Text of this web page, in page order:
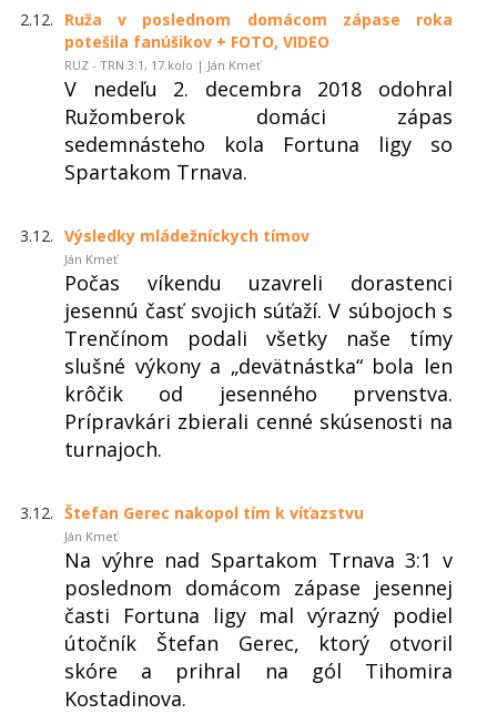
2.12.
Ruža v poslednom domácom zápase roka
potešila fanúšikov + FOTO, VIDEO
RUZ - TRN 3:1, 17.kolo | Ján Kmeť
V nedeľu 2. decembra 2018 odohral
Ružomberok domáci zápas
sedemnásteho kola Fortuna ligy so
Spartakom Trnava.
3.12. Výsledky mládežníckych tímov
Ján Kmeť
Počas víkendu uzavreli dorastenci
jesennú časť svojich súťaží. V súbojoch s
Trenčínom podali všetky naše tímy
slušné výkony a „devätnástka“ bola len
krôčik od jesenného prvenstva.
Prípravkári zbierali cenné skúsenosti na
turnajoch.
3.12. Štefan Gerec nakopol tím k víťazstvu
Ján Kmeť
Na výhre nad Spartakom Trnava 3:1 v
poslednom domácom zápase jesennej
časti Fortuna ligy mal výrazný podiel
útočník Štefan Gerec, ktorý otvoril
skóre a prihral na gól Tihomira
Kostadinova.